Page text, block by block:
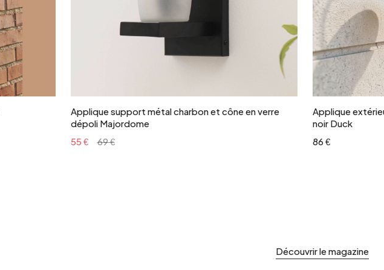
Applique support métal charbon et cône en verre
dépoli Majordome
55 €
69 €
Applique
noir Duck
86 €
Découvrir le magazine